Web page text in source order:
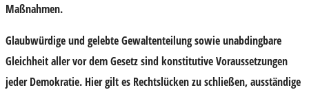
Maßnahmen.
Glaubwürdige und gelebte Gewaltenteilung sowie unabdingbare
Gleichheit aller vor dem Gesetz sind konstitutive Voraussetzungen
jeder Demokratie. Hier gilt es Rechtslücken zu schließen, ausständige